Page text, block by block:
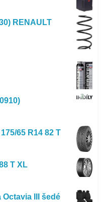
RENAULT
65 R14 82 T
T XL
III šedé